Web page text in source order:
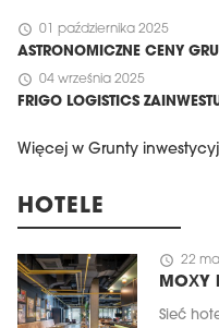
schedule 01 października 2025
ASTRONOMICZNE CENY
schedule 04 września 2025
FRIGO LOGISTICS
Więcej w Grunty
HOTELE
schedule 22
MOXY
Sieć